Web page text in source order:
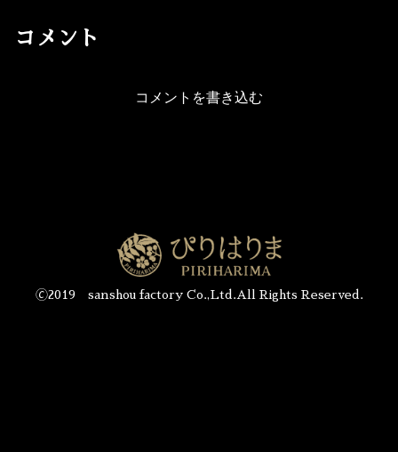
コメント
コメントを書き込む
🄫2019 sanshou factory Co.,Ltd.All Rights Reserved.